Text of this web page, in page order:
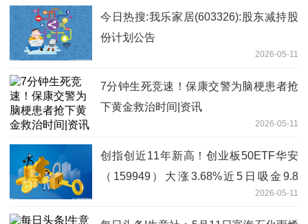
今日热搜:我乐家居(603326):股东减持股
份计划公告
2026-05-11
7分钟生死竞速！保康交警为脑梗患者抢
下黄金救治时间|资讯
2026-05-11
创指创近11年新高！创业板50ETF华安
（159949）大涨3.68%近5日吸金9.8
亿，机构：第二阶段上涨行情始于足下
2026-05-11